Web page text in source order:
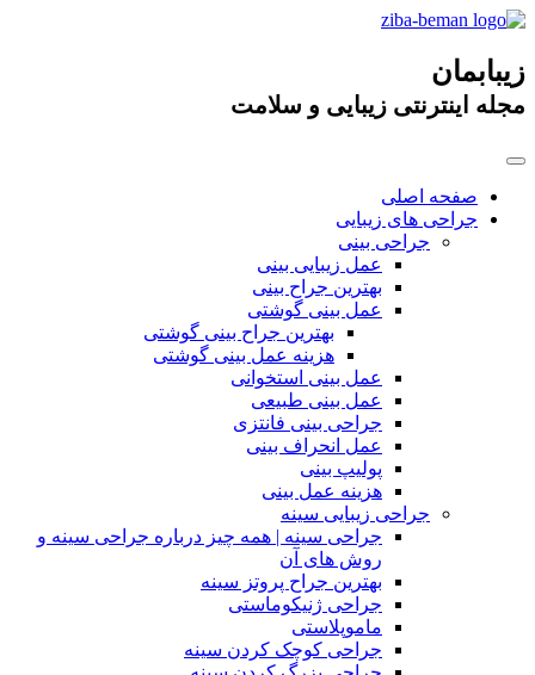
زیبابمان
مجله اینترنتی زیبایی و سلامت
صفحه اصلی
جراحی های زیبایی
جراحی بینی
عمل زیبایی بینی
بهترین جراح بینی
عمل بینی گوشتی
بهترین جراح بینی گوشتی
هزینه عمل بینی گوشتی
عمل بینی استخوانی
عمل بینی طبیعی
جراحی بینی فانتزی
عمل انحراف بینی
پولیپ بینی
هزینه عمل بینی
جراحی زیبایی سینه
جراحی سینه | همه چیز درباره جراحی سینه و
روش های آن
بهترین جراح پروتز سینه
جراحی ژنیکوماستی
ماموپلاستی
جراحی کوچک کردن سینه